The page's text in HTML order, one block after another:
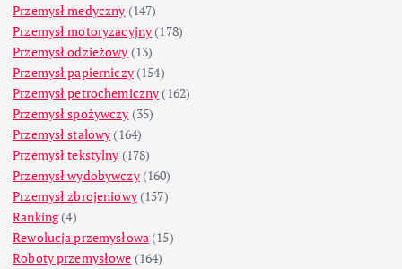
Przemysł medyczny (147)
Przemysł motoryzacyjny (178)
Przemysł odzieżowy (13)
Przemysł papierniczy(154)
Przemysł petrochemiczny (162)
Przemysł spożywczy (35)
Przemysł stalowy (164)
Przemysł tekstylny (178)
Przemysł wydobywczy(160)
Przemysł zbrojeniowy(157)
Ranking(4)
Rewolucja przemysłowa (15)
Roboty przemysłowe (164)